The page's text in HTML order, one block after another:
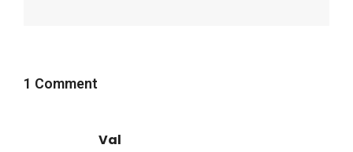
1 Comment
Val